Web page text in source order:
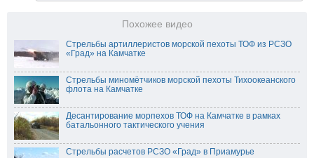
Похожее видео
Стрельбы артиллеристов морской пехоты ТОФ из РСЗО
«Град» на Камчатке
Стрельбы миномётчиков морской пехоты Тихоокеанского
флота на Камчатке
Десантирование морпехов ТОФ на Камчатке в рамках
батальонного тактического учения
Стрельбы расчетов РСЗО «Град» в Приамурье